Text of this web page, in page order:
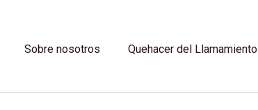
Sobre nosotros Quehacer del Llamamiento